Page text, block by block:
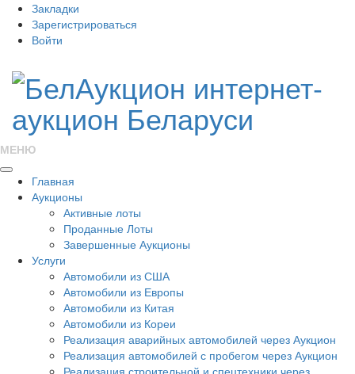
Закладки
Зарегистрироваться
Войти
МЕНЮ
Главная
Аукционы
Активные лоты
Проданные Лоты
Завершенные Аукционы
Услуги
Автомобили из США
Автомобили из Европы
Автомобили из Китая
Автомобили из Кореи
Реализация аварийных автомобилей через Аукцион
Реализация автомобилей с пробегом через Аукцион
Реализация строительной и спецтехники через